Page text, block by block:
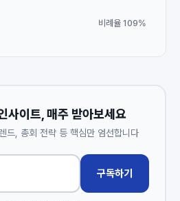
비례율 109%
사이트, 매주 받아보세요
드, 총회 전략 등 핵심만 엄선합니다
구독하기